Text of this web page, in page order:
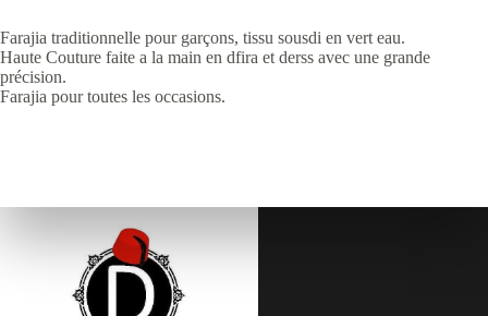
Farajia traditionnelle pour garçons, tissu sousdi en vert eau.
Haute Couture faite a la main en dfira et derss avec une grande
précision.
Farajia pour toutes les occasions.